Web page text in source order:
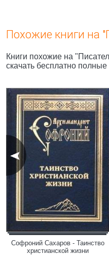
Похожие книги на
Книги похожие на
скачать бесплатно полные
Софроний Сахаров - Таинство
христианской жизни